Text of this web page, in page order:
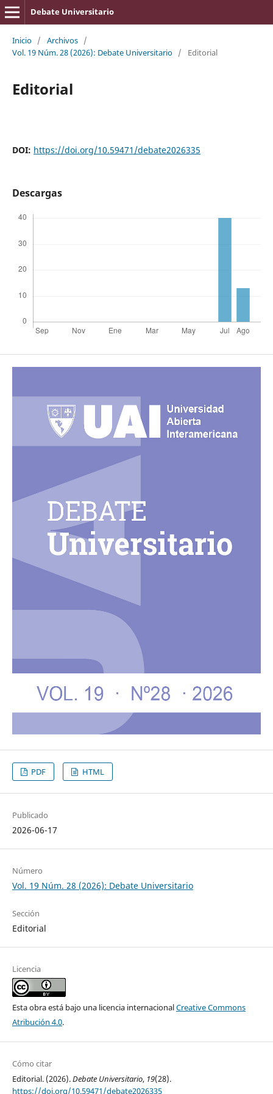
Debate Universitario
Inicio / Archivos /
Vol. 19 Núm. 28 (2026): Debate Universitario / Editorial
Editorial
DOI: https://doi.org/10.59471/debate2026335
Descargas
PDF HTML
Publicado
2026-06-17
Número
Vol. 19 Núm. 28 (2026): Debate Universitario
Sección
Editorial
Licencia
Esta obra está bajo una licencia internacionalCreative Commons
Atribución 4.0.
Cómo citar
Editorial. (2026).Debate Universitario, 19(28).
https://doi.org/10.59471/debate2026335